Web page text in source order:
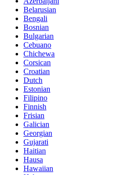
Belarusian
Bengali
Bosnian
Bulgarian
Cebuano
Chichewa
Corsican
Croatian
Dutch
Estonian
Filipino
Finnish
Frisian
Galician
Georgian
Gujarati
Haitian
Hausa
Hawaiian